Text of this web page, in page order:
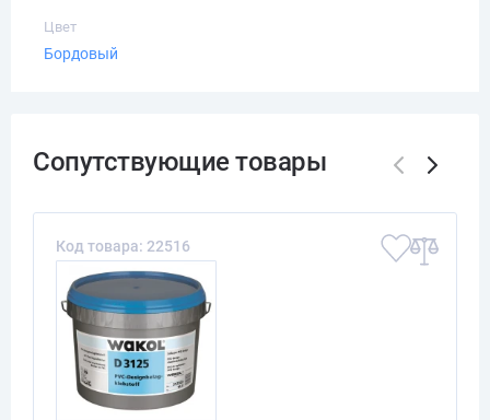
Цвет
Бордовый
Код товара: 22516